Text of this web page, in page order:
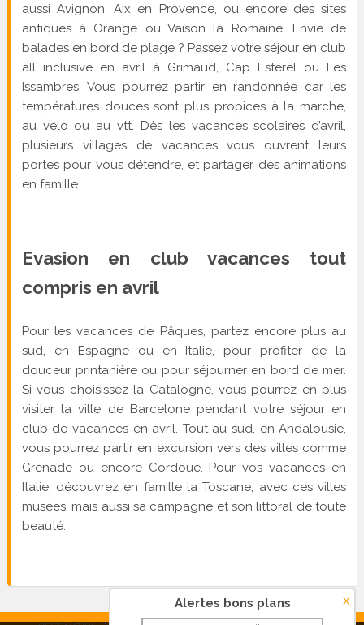
Alertes bons plans x
aussi Avignon, Aix en Provence, ou encore des sites
antiques à Orange ou Vaison la Romaine. Envie de
balades en bord de plage ? Passez votre séjour en club
all inclusive en avril à Grimaud, Cap Esterel ou Les
Issambres. Vous pourrez partir en randonnée car les
températures douces sont plus propices à la marche,
au vélo ou au vtt. Dès les vacances scolaires d’avril,
plusieurs villages de vacances vous ouvrent leurs
portes pour vous détendre, et partager des animations
en famille.
Evasion en club vacances tout
compris en avril
Pour les vacances de Pâques, partez encore plus au
sud, en Espagne ou en Italie, pour profiter de la
douceur printanière ou pour séjourner en bord de mer.
Si vous choisissez la Catalogne, vous pourrez en plus
visiter la ville de Barcelone pendant votre séjour en
club de vacances en avril. Tout au sud, en Andalousie,
vous pourrez partir en excursion vers des villes comme
Grenade ou encore Cordoue. Pour vos vacances en
Italie, découvrez en famille la Toscane, avec ces villes
musées, mais aussi sa campagne et son littoral de toute
beauté.